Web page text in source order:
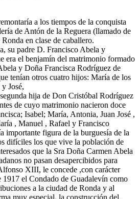
a los tiempos de la conquista
de Antón de la Reguera (llamado de
en clase de caballero.
su padre D. Francisco Abela y
era el benjamín del matrimonio formado
y Doña Francisca Rodríguez de
tenían otros cuatro hijos: María de los
José,
hija de Don Cristóbal Rodríguez
de cuyo matrimonio nacieron doce
Isabel; María, Antonia, Juan José ,
, Manuel , Rafael y Francisco
importante figura de la burguesía de la
difíciles los que vive la población de
que la Sra Doña Carmen Abela
no pasan desapercibidos para
XIII, le concede ,con carácter
el Condado de Guadalevín como
a la ciudad de Ronda y al
muy especial, la construcción del